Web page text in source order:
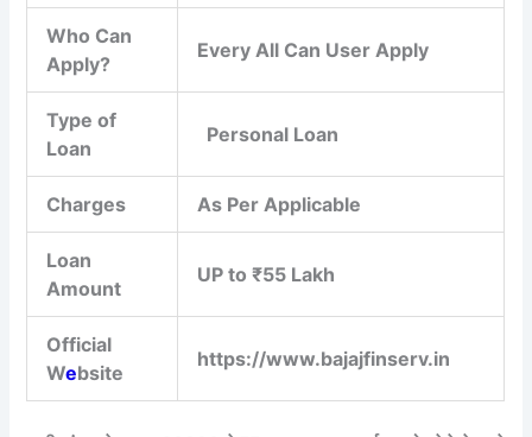
Who Can
Apply?
Every All Can User Apply
Type of
Loan
Personal Loan
Charges As Per Applicable
Loan
Amount
UP to ₹55 Lakh
Official
Website
https://www.bajajfinserv.in